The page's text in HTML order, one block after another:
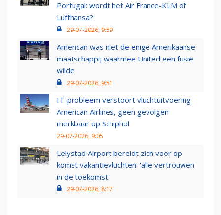
Portugal: wordt het Air France-KLM of
Lufthansa?
29-07-2026, 9:59
American was niet de enige Amerikaanse
maatschappij waarmee United een fusie
wilde
29-07-2026, 9:51
IT-probleem verstoort vluchtuitvoering
American Airlines, geen gevolgen
merkbaar op Schiphol
29-07-2026, 9:05
Lelystad Airport bereidt zich voor op
komst vakantievluchten: 'alle vertrouwen
in de toekomst'
29-07-2026, 8:17